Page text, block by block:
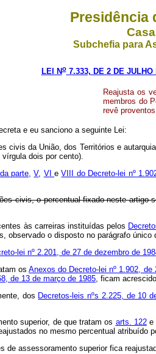
Presidência
Subchefia para
LEI No7.333, DE 2 DE JULHO
Reajusta os
membros do
revê
e eu sanciono a seguinte Lei:
da União, dos Territórios e
dois por cento).
parte, V, VIeVIII do Decreto-lei nº
civis, o percentual fixado neste
às carreiras instituídas pelos
observado o disposto no parágrafo único
lei nº 2.201, de 27 de dezembro de
osAnexos do Decreto-lei nº 1.902, de
de 13 de março de 1985, ficam
dos Decretos-leis nºs 2.225, de 10
superior, de que tratam os arts. 122e
no mesmo percentual atribuído
assessoramento superior fica